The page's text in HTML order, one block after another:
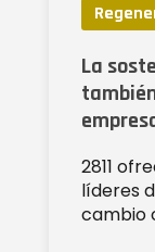
La
2811
líderes
cambio